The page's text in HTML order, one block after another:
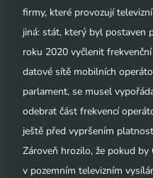
firmy, které provozují
jiná: stát, který byl postaven
roku 2020 vyčlenit
datové sítě mobilních
parlament, se musel
odebrat část frekvencí
ještě před vypršením
Zároveň hrozilo, že pokud
v pozemním televizním